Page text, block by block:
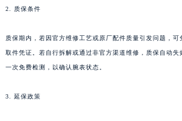
2. 质保条件
质保期内，若因官方维修工艺或原厂配件质量引发问题，可
取件凭证。若自行拆解或通过非官方渠道维修，质保自动
一次免费检测，以确认腕表状态。
3. 延保政策